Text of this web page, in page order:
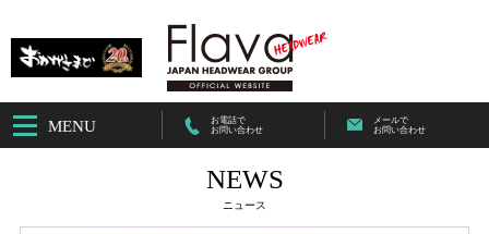
MENU
お電話で
お問い合わせ
メールで
お問い合わせ
NEWS
ニュース